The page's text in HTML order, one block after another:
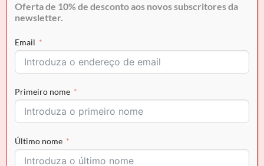
Em stock
Envio grátis para Portugal em encomendas superiores a
50€ e pagamento seguro
Oferta de 10% de desconto aos novos subscritores da
newsletter.
Email
Primeiro nome
Último nome